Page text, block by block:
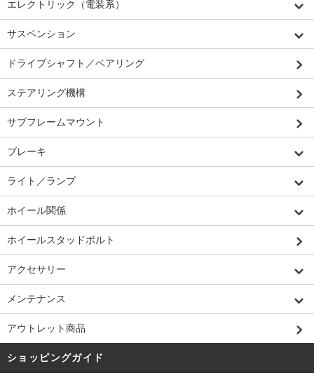
エレクトリック（電装系）
サスペンション
ドライブシャフト／ベアリング
ステアリング機構
サブフレームマウント
ブレーキ
ライト／ランプ
ホイール関係
ホイールスタッドボルト
アクセサリー
メンテナンス
アウトレット商品
ショッピングガイド